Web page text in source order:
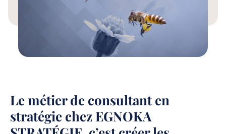
Le métier de consultant en
stratégie chez EGNOKA